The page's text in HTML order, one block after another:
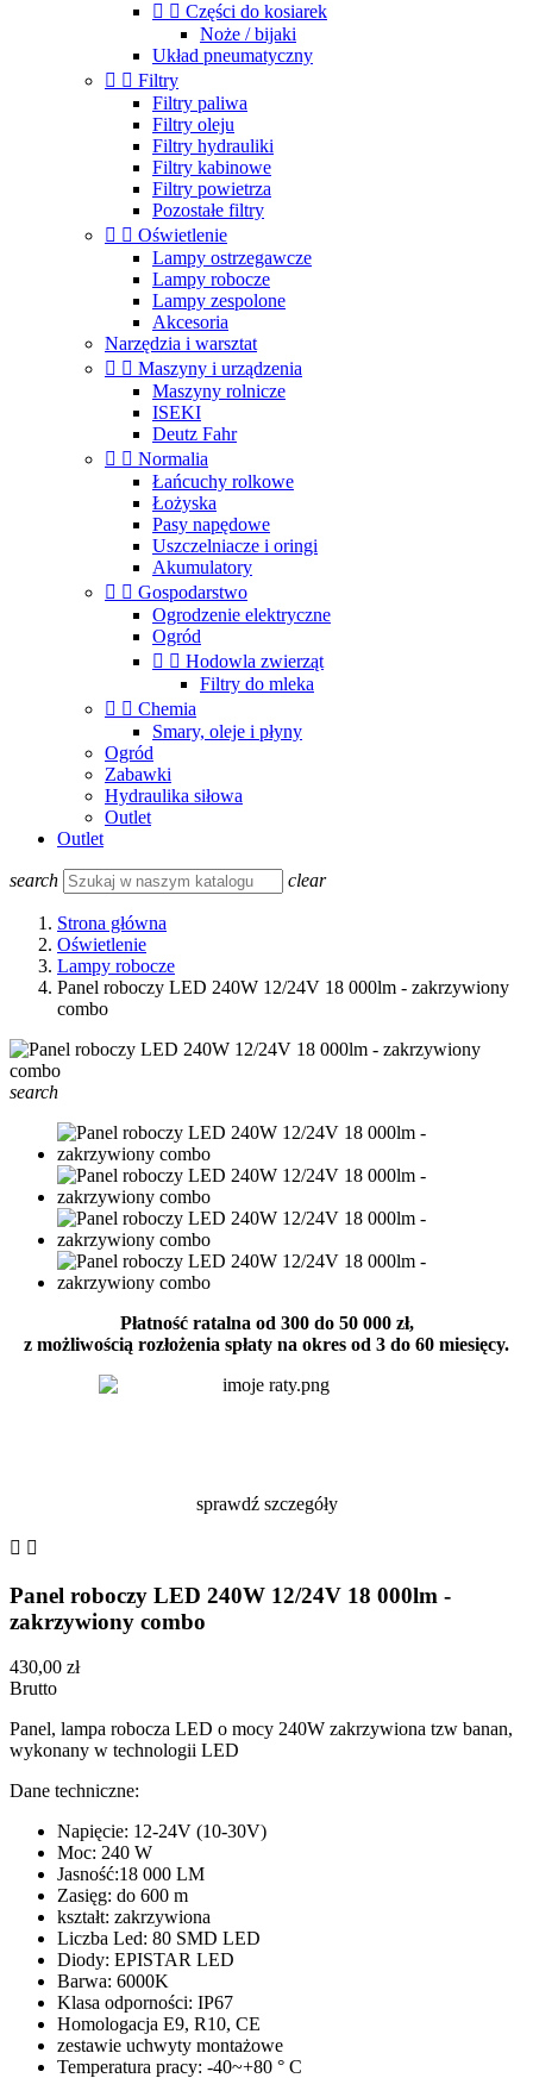
  Części do kosiarek
Noże / bijaki
Układ pneumatyczny
  Filtry
Filtry paliwa
Filtry oleju
Filtry hydrauliki
Filtry kabinowe
Filtry powietrza
Pozostałe filtry
  Oświetlenie
Lampy ostrzegawcze
Lampy robocze
Lampy zespolone
Akcesoria
Narzędzia i warsztat
  Maszyny i urządzenia
Maszyny rolnicze
ISEKI
Deutz Fahr
  Normalia
Łańcuchy rolkowe
Łożyska
Pasy napędowe
Uszczelniacze i oringi
Akumulatory
  Gospodarstwo
Ogrodzenie elektryczne
Ogród
  Hodowla zwierząt
Filtry do mleka
  Chemia
Smary, oleje i płyny
Ogród
Zabawki
Hydraulika siłowa
Outlet
Outlet
search clear
Strona główna
Oświetlenie
Lampy robocze
Panel roboczy LED 240W 12/24V 18 000lm - zakrzywiony
combo
search
Płatność ratalna od 300 do 50 000 zł,
z możliwością rozłożenia spłaty na okres od 3 do 60 miesięcy.
sprawdź szczegóły
 
Panel roboczy LED 240W 12/24V 18 000lm -
zakrzywiony combo
430,00 zł
Brutto
Panel, lampa robocza LED o mocy 240W zakrzywiona tzw banan,
wykonany w technologii LED
Dane techniczne:
Napięcie: 12-24V (10-30V)
Moc: 240 W
Jasność:18 000 LM
Zasięg: do 600 m
kształt: zakrzywiona
Liczba Led: 80 SMD LED
Diody: EPISTAR LED
Barwa: 6000K
Klasa odporności: IP67
Homologacja E9, R10, CE
zestawie uchwyty montażowe
Temperatura pracy: -40~+80 ° C